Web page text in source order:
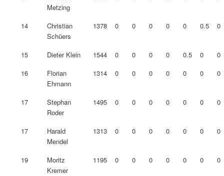
Metzing
14
Christian
Schüers
1378 0 0 0 0 0 0.5 0
15 Dieter Klein 1544 0 0 0 0 0.5 0
0
16
Florian
Ehmann
1314 0 0 0 0 0 0 0
17
Stephan
Roder
1495 0 0 0 0 0 0 0
17
Harald
Mendel
1313 0 0 0 0 0 0 0
19
Moritz
Kremer
1195 0 0 0 0 0 0 0